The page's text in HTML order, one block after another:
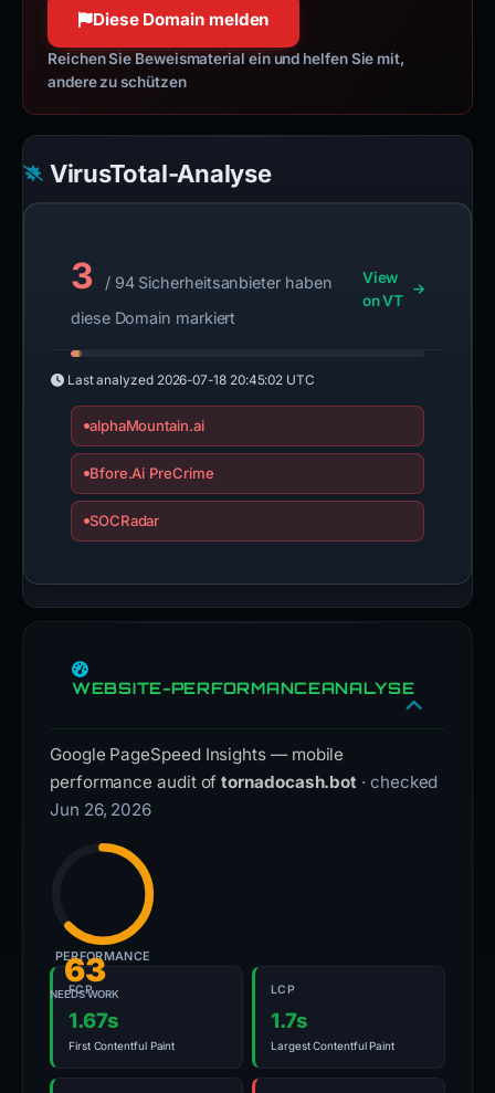
Diese Domain melden
Reichen Sie Beweismaterial ein und helfen Sie mit,
andere zu schützen
VirusTotal-Analyse
3
/ 94 Sicherheitsanbieter haben
diese Domain markiert
View
on VT
Last analyzed 2026-07-18 20:45:02 UTC
alphaMountain.ai
Bfore.Ai PreCrime
SOCRadar
WEBSITE-PERFORMANCEANALYSE
Google PageSpeed Insights — mobile
performance audit oftornadocash.bot · checked
Jun 26, 2026
63
NEEDS WORK
PERFORMANCE
FCP
1.67s
First Contentful Paint
LCP
1.7s
Largest Contentful Paint